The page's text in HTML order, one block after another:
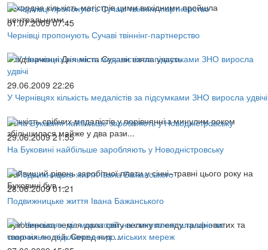
Рекордна кількість магістрів цими вихідними пройшла
центральними...
01.07.2009 07:45
Чернівці пропонують Сучаві твіннінг-партнерство
У відзначенні Дня міста Сучави взяла участь
29.06.2009 22:26
У Чернівцях кількість медалістів за підсумками ЗНО виросла удвічі
Кількість срібних медалістів у порівнянні з минулим роком
збільшилася майже у два рази...
29.06.2009 21:55
На Буковині найбільше заробляють у Новодністровську
Найвищий рівень заробітної плати у січні–травні цього року на
Буковині був ...
28.06.2009 01:21
Подвижницьке життя Івана Бажанського
Буковинська земля дала світу велику плеяду талановитих та
творчих людей. Серед них ...